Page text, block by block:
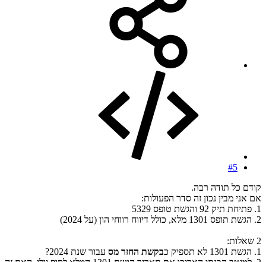
#5
קודם כל תודה רבה.
אם אני מבין נכון זה סדר הפעולות:
1. פתיחת תיק 92 והגשת טופס 5329
2. הגשת תופס 1301 מלא, כולל דיווח רווחי הון (על 2024)
2 שאלות:
1. הגשת 1301 לא תספיק כ
בקשת החזר מס עבור שנת 2024?